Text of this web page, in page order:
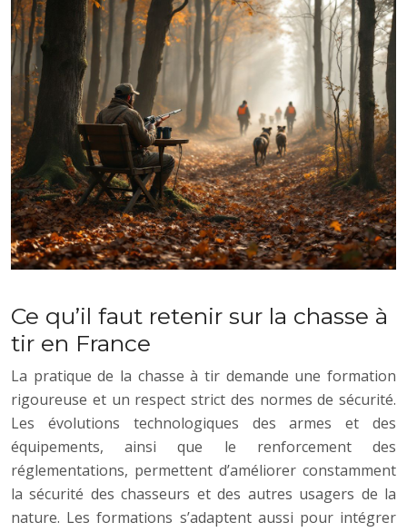
Ce qu’il faut retenir sur la chasse à
tir en France
La pratique de la chasse à tir demande une formation
rigoureuse et un respect strict des normes de sécurité.
Les évolutions technologiques des armes et des
équipements, ainsi que le renforcement des
réglementations, permettent d’améliorer constamment
la sécurité des chasseurs et des autres usagers de la
nature. Les formations s’adaptent aussi pour intégrer